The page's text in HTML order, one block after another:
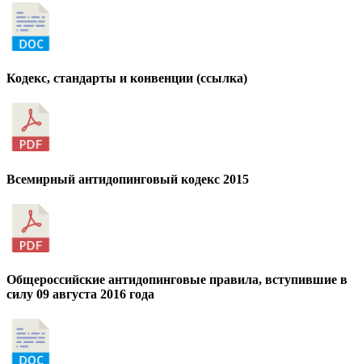
Кодекс, стандарты и конвенции (ссылка)
Всемирный антидопинговый кодекс 2015
Общероссийские антидопинговые правила, вступившие в
силу 09 августа 2016 года